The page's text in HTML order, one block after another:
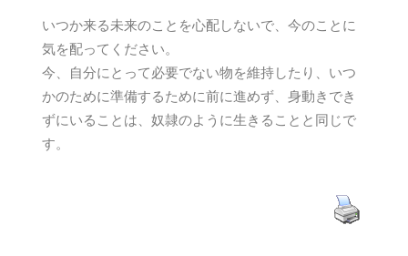
いつか来る未来のことを心配しないで、今のことに
気を配ってください。
今、自分にとって必要でない物を維持したり、いつ
かのために準備するために前に進めず、身動きでき
ずにいることは、奴隷のように生きることと同じで
す。